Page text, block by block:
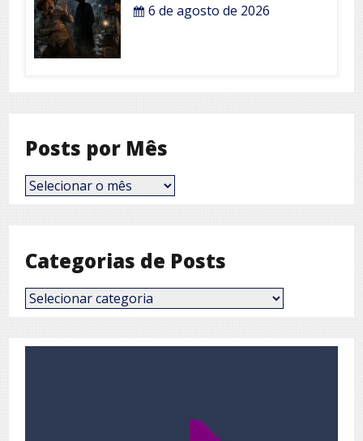
6 de agosto de 2026
Posts por Mês
Posts
por
Categorias de Posts
Categorias
de